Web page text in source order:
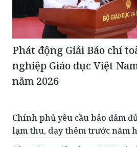
Phát động Giải Báo chí
năm 2026